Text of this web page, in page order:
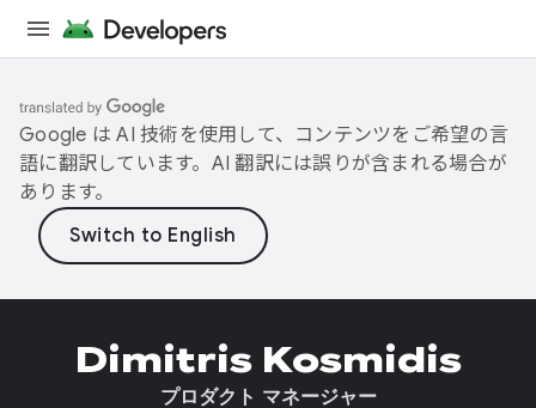
Google は AI 技術を使用して、コンテンツをご希望の言
語に翻訳しています。AI 翻訳には誤りが含まれる場合が
あります。
Dimitris Kosmidis
プロダクト マネージャー